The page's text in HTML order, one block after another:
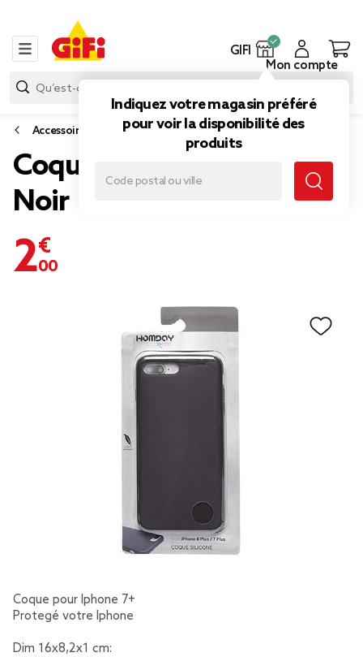
GIFI
Indiquez votre magasin préféré
pour voir la disponibilité des
produits
Mon compte
Accessoires smartphone et tablette
Coque pour Iphone 7+
Noir
2,00 €
Coque pour Iphone 7+
Protegé votre Iphone
Dim 16x8,2x1 cm: